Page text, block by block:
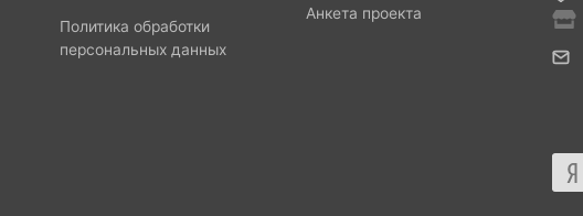
Политика обработки
персональных данных
Анкета проекта